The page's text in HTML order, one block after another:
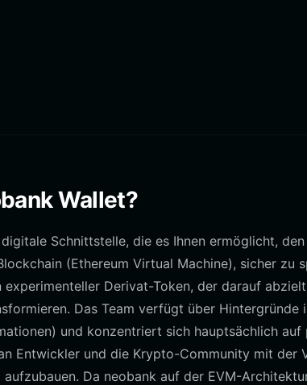
Wallet?
Schnittstelle, die es Ihnen ermöglicht,
(Ethereum Virtual Machine), sicher zu
Derivat-Token, der darauf
Das Team verfügt über Hintergründe
und konzentriert sich hauptsächlich
Entwickler und die Krypto-Community mit der
Da neobank auf der EVM-